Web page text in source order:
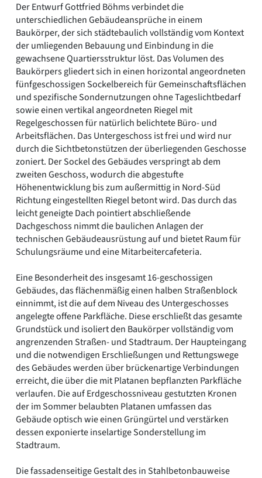
Der Entwurf Gottfried Böhms verbindet die
unterschiedlichen Gebäudeansprüche in einem
Baukörper, der sich städtebaulich vollständig vom Kontext
der umliegenden Bebauung und Einbindung in die
gewachsene Quartiersstruktur löst. Das Volumen des
Baukörpers gliedert sich in einen horizontal angeordneten
fünfgeschossigen Sockelbereich für Gemeinschaftsflächen
und spezifische Sondernutzungen ohne Tageslichtbedarf
sowie einen vertikal angeordneten Riegel mit
Regelgeschossen für natürlich belichtete Büro- und
Arbeitsflächen. Das Untergeschoss ist frei und wird nur
durch die Sichtbetonstützen der überliegenden Geschosse
zoniert. Der Sockel des Gebäudes verspringt ab dem
zweiten Geschoss, wodurch die abgestufte
Höhenentwicklung bis zum außermittig in Nord-Süd
Richtung eingestellten Riegel betont wird. Das durch das
leicht geneigte Dach pointiert abschließende
Dachgeschoss nimmt die baulichen Anlagen der
technischen Gebäudeausrüstung auf und bietet Raum für
Schulungsräume und eine Mitarbeitercafeteria.
Eine Besonderheit des insgesamt 16-geschossigen
Gebäudes, das flächenmäßig einen halben Straßenblock
einnimmt, ist die auf dem Niveau des Untergeschosses
angelegte offene Parkfläche. Diese erschließt das gesamte
Grundstück und isoliert den Baukörper vollständig vom
angrenzenden Straßen- und Stadtraum. Der Haupteingang
und die notwendigen Erschließungen und Rettungswege
des Gebäudes werden über brückenartige Verbindungen
erreicht, die über die mit Platanen bepflanzten Parkfläche
verlaufen. Die auf Erdgeschossniveau gestutzten Kronen
der im Sommer belaubten Platanen umfassen das
Gebäude optisch wie einen Grüngürtel und verstärken
dessen exponierte inselartige Sonderstellung im
Stadtraum.
Die fassadenseitige Gestalt des in Stahlbetonbauweise